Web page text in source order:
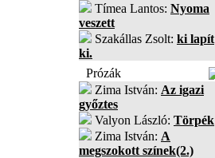
Tímea Lantos: Nyoma
veszett
Szakállas Zsolt: ki lapít
ki.
Prózák
Zima István: Az igazi
győztes
Valyon László: Törpék
Zima István: A
megszokott színek(2.)